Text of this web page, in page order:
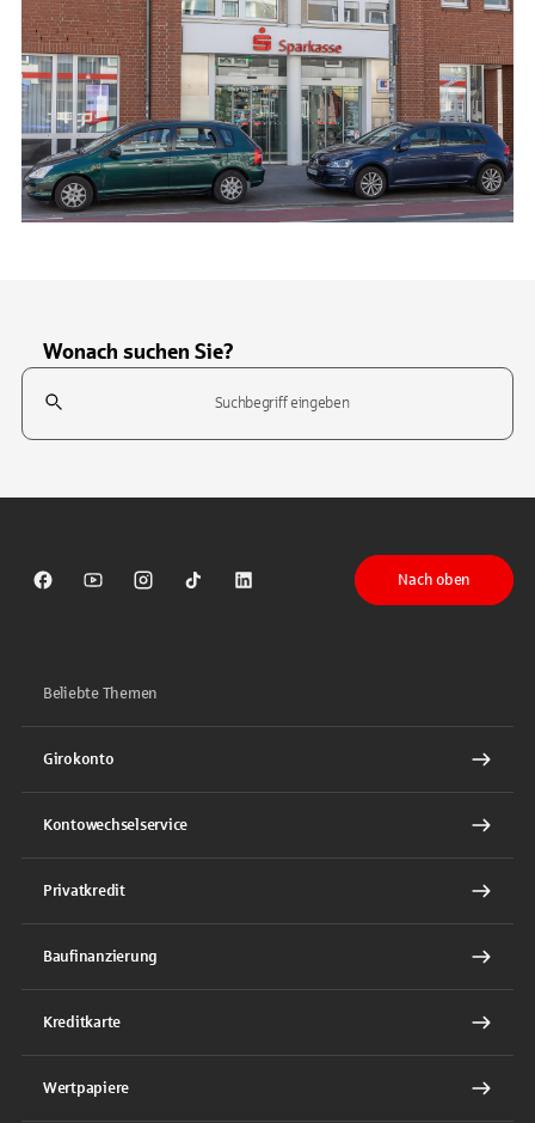
Wonach suchen Sie?
Suchfeld
Sparkasse auf Facebook
Sparkasse auf Youtube
Sparkasse auf Instagram
Sparkasse auf TikTok
Sparkasse auf LinkedIn
Nach oben
Beliebte Themen
Girokonto
Kontowechselservice
Privatkredit
Baufinanzierung
Kreditkarte
Wertpapiere